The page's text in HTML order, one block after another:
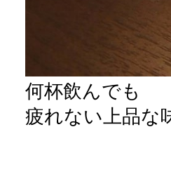
何杯飲んでも
疲れない上品な